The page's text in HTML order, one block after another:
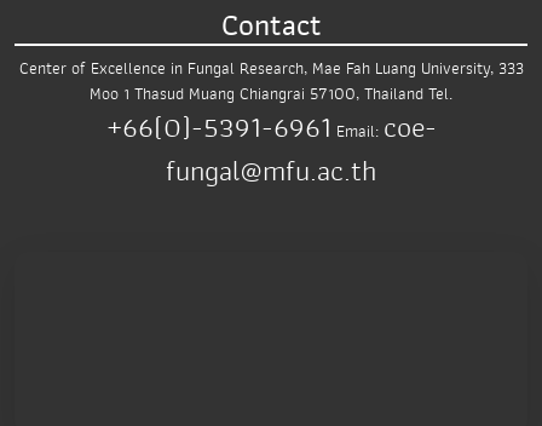
Contact
Center of Excellence in Fungal Research, Mae Fah Luang University, 333
Moo 1 Thasud Muang Chiangrai 57100, ThailandTel.
+66(0)-5391-6961 Email: coe-
fungal@mfu.ac.th